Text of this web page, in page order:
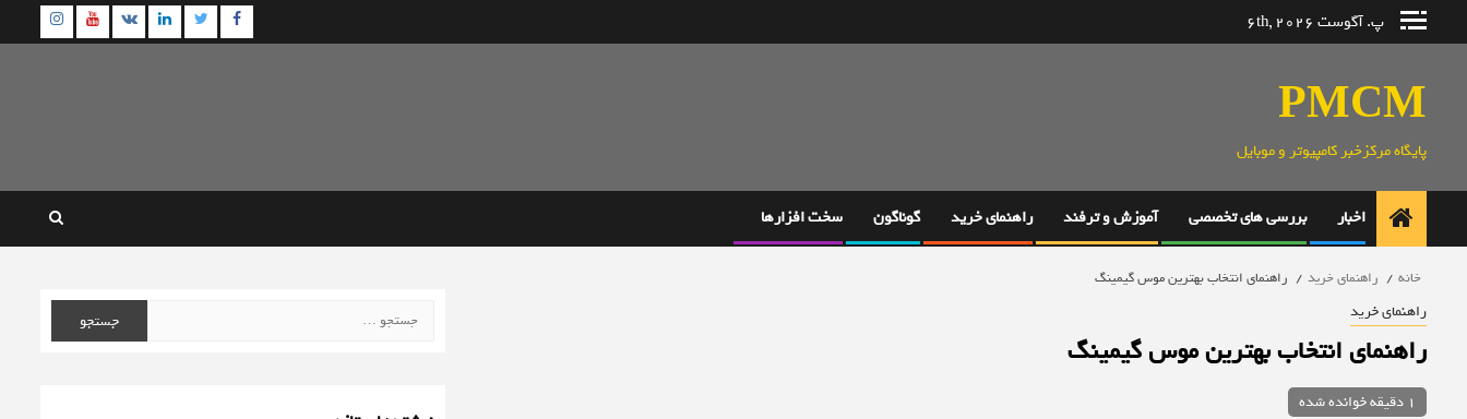
پ. آگوست 6th, 2026 Facebook
Twitter
Linkedin
VK
PMCM
پایگاه مرکزخبر کامپیوتر و موبایل
اخبار بررسی های تخصصی آموزش و ترفند راهنمای خرید گوناگون سخت افزارها
خانه راهنمای خرید راهنمای انتخاب بهترین موس گیمینگ
راهنمای خرید
راهنمای انتخاب بهترین موس گیمینگ
1 دقیقه خوانده شده
برای: